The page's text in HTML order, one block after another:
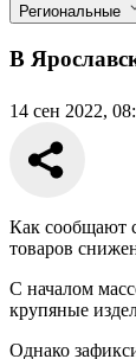
Региональные
В
14 сен 2022,
Как сообщают
товаров
С началом
крупяные
Однако